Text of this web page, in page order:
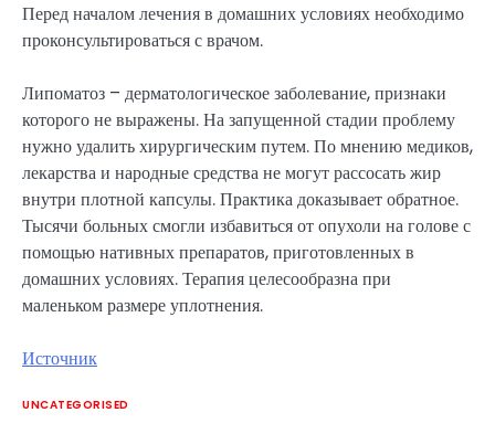
Перед началом лечения в домашних условиях необходимо
проконсультироваться с врачом.
Липоматоз – дерматологическое заболевание, признаки
которого не выражены. На запущенной стадии проблему
нужно удалить хирургическим путем. По мнению медиков,
лекарства и народные средства не могут рассосать жир
внутри плотной капсулы. Практика доказывает обратное.
Тысячи больных смогли избавиться от опухоли на голове с
помощью нативных препаратов, приготовленных в
домашних условиях. Терапия целесообразна при
маленьком размере уплотнения.
Источник
UNCATEGORISED